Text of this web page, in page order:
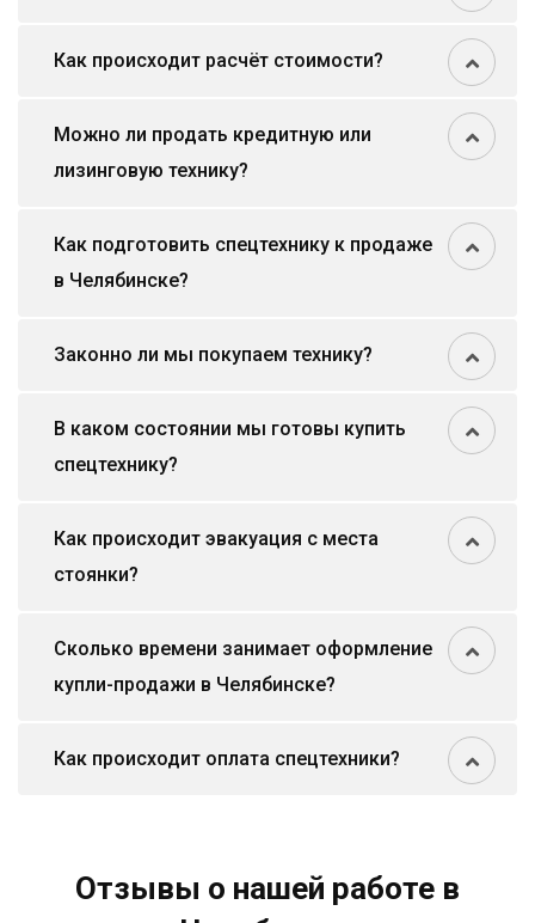
Как происходит расчёт стоимости?
Можно ли продать кредитную или
лизинговую технику?
Как подготовить спецтехнику к продаже
в Челябинске?
Законно ли мы покупаем технику?
В каком состоянии мы готовы купить
спецтехнику?
Как происходит эвакуация с места
стоянки?
Сколько времени занимает оформление
купли-продажи в Челябинске?
Как происходит оплата спецтехники?
Отзывы о нашей работе в